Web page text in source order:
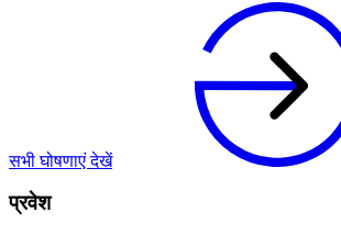
सभी घोषणाएं देखें
प्रवेश